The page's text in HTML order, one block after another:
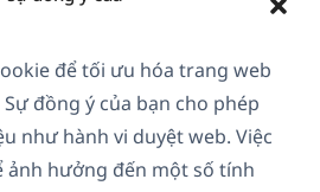
để tối ưu hóa trang web
đồng ý của bạn cho phép
như hành vi duyệt web. Việc
ảnh hưởng đến một số tính
Limited(mở
trong
cửa
sổ
Vietnamese